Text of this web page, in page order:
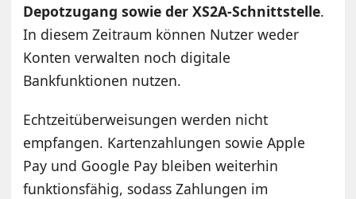
Depotzugang sowie der XS2A-Schnittstelle.
In diesem Zeitraum können Nutzer weder
Konten verwalten noch digitale
Bankfunktionen nutzen.
Echtzeitüberweisungen werden nicht
empfangen. Kartenzahlungen sowie Apple
Pay und Google Pay bleiben weiterhin
funktionsfähig, sodass Zahlungen im